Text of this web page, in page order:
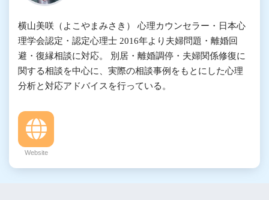
横山美咲（よこやまみさき） 心理カウンセラー・日本心
理学会認定・認定心理士 2016年より夫婦問題・離婚回
避・復縁相談に対応。 別居・離婚調停・夫婦関係修復に
関する相談を中心に、実際の相談事例をもとにした心理
分析と対応アドバイスを行っている。
Website